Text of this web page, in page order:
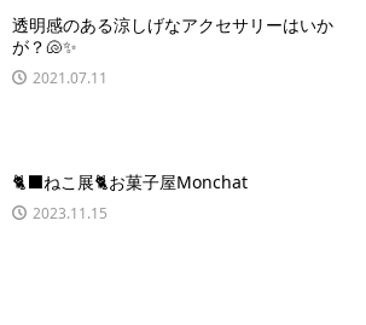
透明感のある涼しげなアクセサリーはいか
が？🐚✨
2021.07.11
🐈‍⬛ねこ展🐈お菓子屋Monchat
2023.11.15